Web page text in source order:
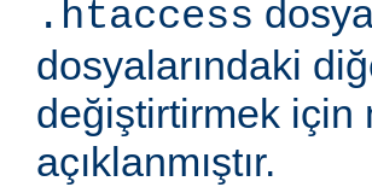
.htaccess
dosyalarındaki
değiştirtirmek için
açıklanmıştır.